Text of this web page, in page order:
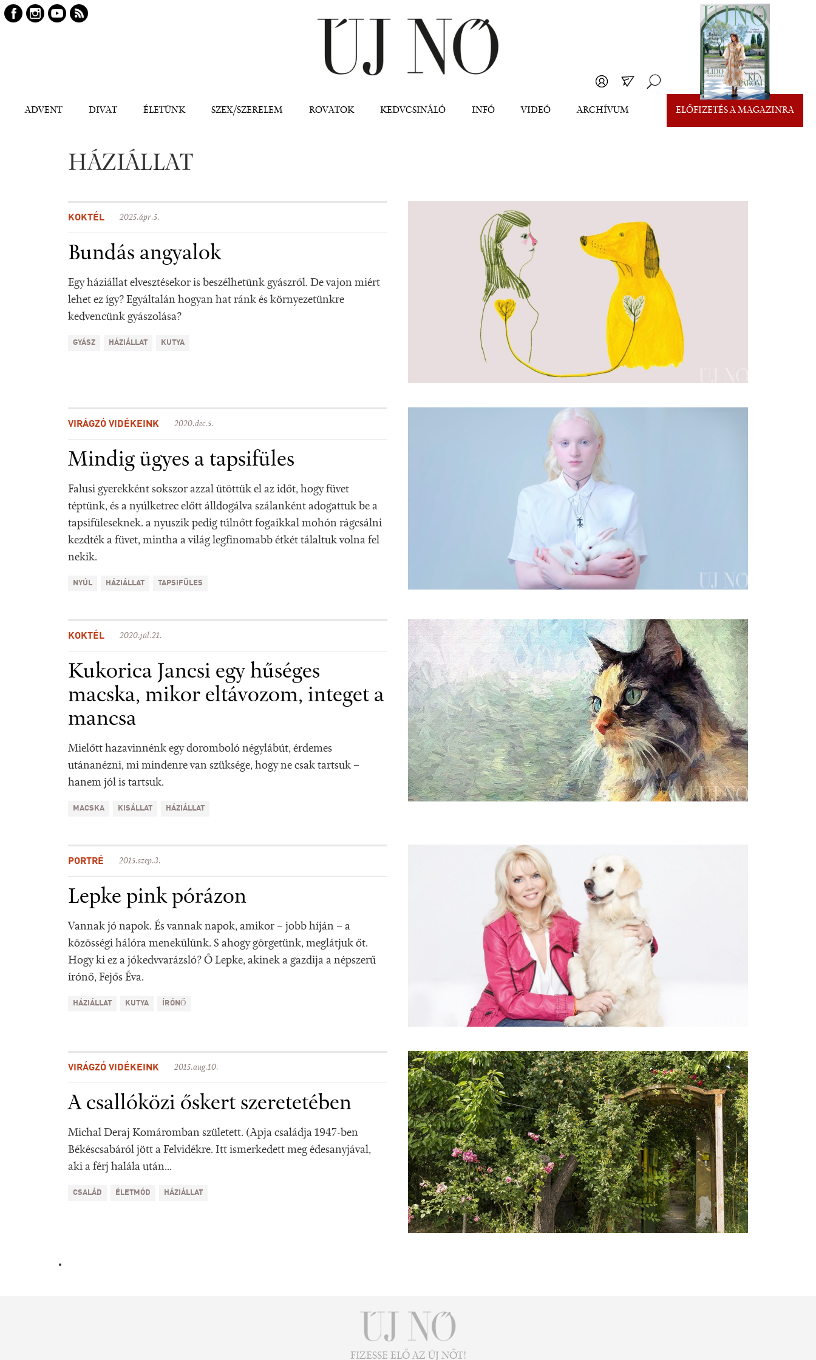
ADVENT DIVAT ÉLETÜNK SZEX/SZERELEM ROVATOK KEDVCSINÁLÓ INFÓ VIDEÓ ARCHÍVUM ELŐFIZETÉS A MAGAZINRA
HÁZIÁLLAT
KOKTÉL 2025.ápr.5.
Bundás angyalok
Egy háziállat elvesztésekor is beszélhetünk gyászról. De vajon miért
lehet ez így? Egyáltalán hogyan hat ránk és környezetünkre
kedvencünk gyászolása?
GYÁSZ HÁZIÁLLAT KUTYA
VIRÁGZÓ VIDÉKEINK 2020.dec.5.
Mindig ügyes a tapsifüles
Falusi gyerekként sokszor azzal ütöttük el az időt, hogy füvet
téptünk, és a nyúlketrec előtt álldogálva szálanként adogattuk be a
tapsifüleseknek. a nyuszik pedig túlnőtt fogaikkal mohón rágcsálni
kezdték a füvet, mintha a világ legfinomabb étkét tálaltuk volna fel
nekik.
NYÚL HÁZIÁLLAT TAPSIFÜLES
KOKTÉL 2020.júl.21.
Kukorica Jancsi egy hűséges
macska, mikor eltávozom, integet a
mancsa
Mielőtt hazavinnénk egy doromboló négylábút, érdemes
utánanézni, mi mindenre van szüksége, hogy ne csak tartsuk –
hanem jól is tartsuk.
MACSKA KISÁLLAT HÁZIÁLLAT
PORTRÉ 2015.szep.3.
Lepke pink pórázon
Vannak jó napok. És vannak napok, amikor – jobb híján – a
közösségi hálóra menekülünk. S ahogy görgetünk, meglátjuk őt.
Hogy ki ez a jókedvvarázsló? Ő Lepke, akinek a gazdija a népszerű
írónő, Fejős Éva.
HÁZIÁLLAT KUTYA ÍRÓNŐ
VIRÁGZÓ VIDÉKEINK 2015.aug.10.
A csallóközi őskert szeretetében
Michal Deraj Komáromban született. (Apja családja 1947-ben
Békéscsabáról jött a Felvidékre. Itt ismerkedett meg édesanyjával,
aki a férj halála után...
CSALÁD ÉLETMÓD HÁZIÁLLAT
FIZESSE ELŐ AZ ÚJ NŐT!